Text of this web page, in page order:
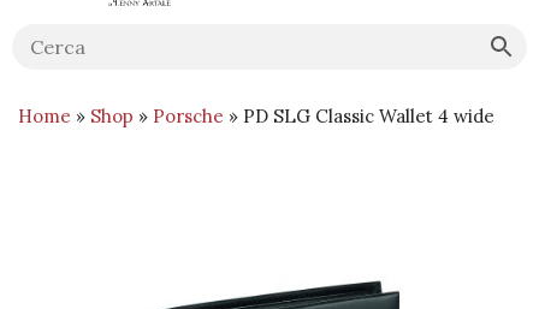
Home » Shop » Porsche » PD SLG Classic Wallet 4 wide